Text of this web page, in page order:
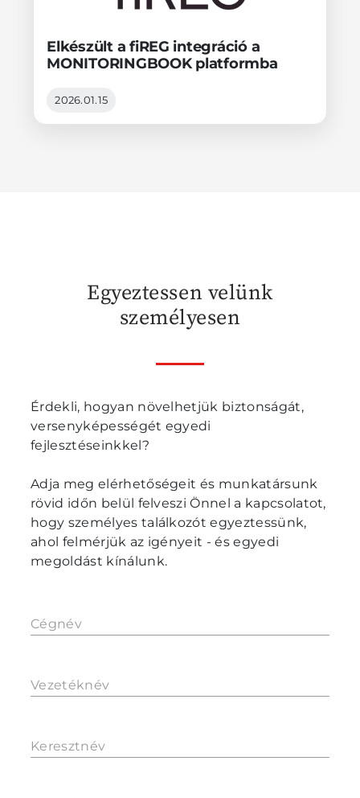
Elkészült a fiREG integráció a
MONITORINGBOOK platformba
2026.01.15
Egyeztessen velünk
személyesen
Érdekli, hogyan növelhetjük biztonságát,
versenyképességét egyedi
fejlesztéseinkkel?
Adja meg elérhetőségeit és munkatársunk
rövid időn belül felveszi Önnel a kapcsolatot,
hogy személyes találkozót egyeztessünk,
ahol felmérjük az igényeit - és egyedi
megoldást kínálunk.
Cégnév
Vezetéknév
Keresztnév